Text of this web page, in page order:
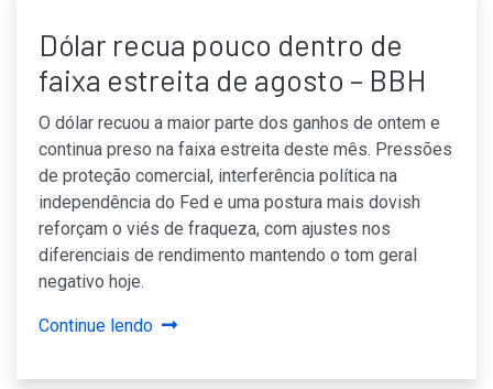
Dólar recua pouco dentro de
faixa estreita de agosto – BBH
O dólar recuou a maior parte dos ganhos de ontem e
continua preso na faixa estreita deste mês. Pressões
de proteção comercial, interferência política na
independência do Fed e uma postura mais dovish
reforçam o viés de fraqueza, com ajustes nos
diferenciais de rendimento mantendo o tom geral
negativo hoje.
Continue lendo